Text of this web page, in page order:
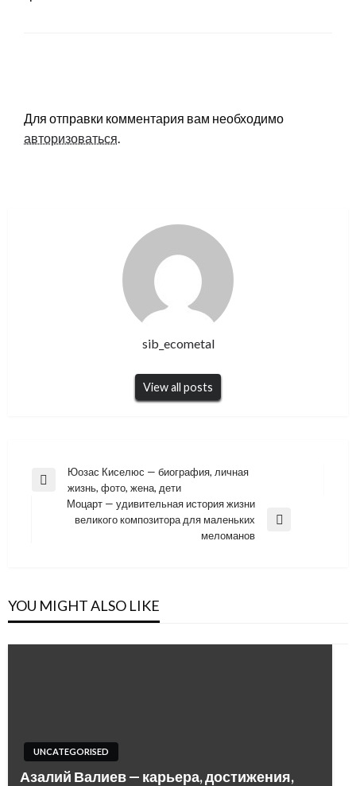
Для отправки комментария вам необходимо
авторизоваться.
sib_ecometal
View all posts
Навигация
записям
Previous
Юозас Киселюс — биография, личная
жизнь, фото, жена, дети
Моцарт — удивительная история жизни
великого композитора для маленьких
меломанов
YOU MIGHT ALSO LIKE
UNCATEGORISED
Азалий Валиев — карьера, достижения,